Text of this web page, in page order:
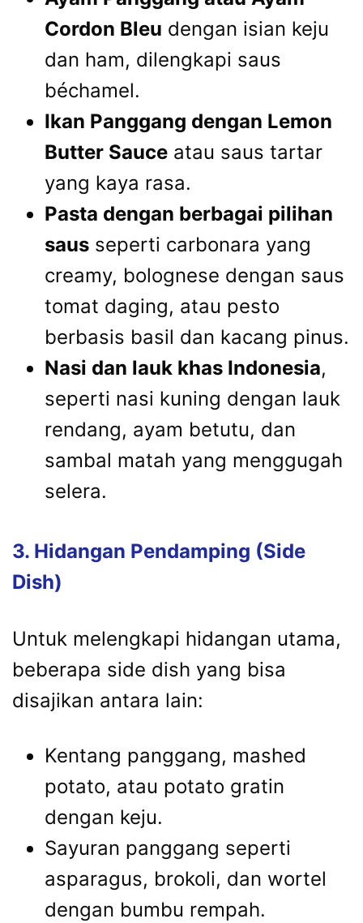
Cordon Bleu dengan isian keju
dan ham, dilengkapi saus
béchamel.
Ikan Panggang dengan Lemon
Butter Sauce atau saus tartar
yang kaya rasa.
Pasta dengan berbagai pilihan
saus seperti carbonara yang
creamy, bolognese dengan saus
tomat daging, atau pesto
berbasis basil dan kacang pinus.
Nasi dan lauk khas Indonesia,
seperti nasi kuning dengan lauk
rendang, ayam betutu, dan
sambal matah yang menggugah
selera.
3. Hidangan Pendamping (Side
Dish)
Untuk melengkapi hidangan utama,
beberapa side dish yang bisa
disajikan antara lain:
Kentang panggang, mashed
potato, atau potato gratin
dengan keju.
Sayuran panggang seperti
asparagus, brokoli, dan wortel
dengan bumbu rempah.